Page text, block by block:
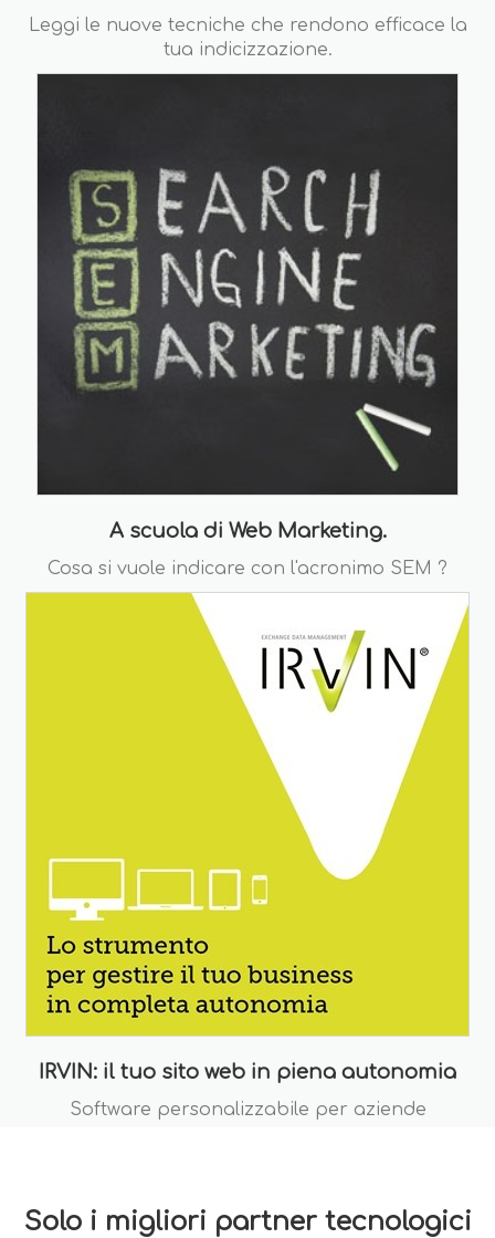
Leggi le nuove tecniche che rendono efficace la
tua indicizzazione.
A scuola di Web Marketing.
Cosa si vuole indicare con l'acronimo SEM ?
IRVIN: il tuo sito web in piena autonomia
Software personalizzabile per aziende
Solo i migliori partner tecnologici